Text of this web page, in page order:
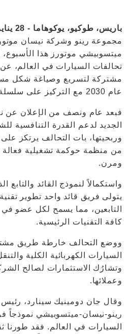
باريس، طوكيو، يوكوهاما - 28 يناير 2022
مجموعة رينو وشركة نيسان
ميتسوبيشي موتورز هذا الأسبوع،
تحالفات السيارات في العالم،
مشتركة لتسريع وصياغة شكل
عام 2030 مع التركيز على سلسلة قيمة التنقل.
فبعد عام ونصف من الإعلان عن
الجديد لدعم القدرة التنافسية
وربحيتها، بات التحالف يرتكز
من منظمة حوكمة تشغيلية
ومرن.
يتولى فريق قائد واحد تطوير
التابعين، مما يسمح لكل عضو
كافة التقنيات الرئيسية.
السيارات الكهربائية الكلية
وتشارُك الاستثمارات لصالح
وعملائها.
وقال جان دومينيك سينارد، رئيس
رينو-نيسان-ميتسوبيشي نموذجاً
السيارات في العالم. فقد طورنا